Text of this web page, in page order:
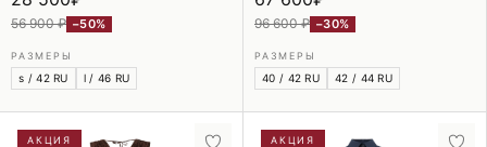
56 900 ₽ −50%
РАЗМЕРЫ
s / 42 RU l / 46 RU
96 600 ₽ −30%
РАЗМЕРЫ
40 / 42 RU 42 / 44 RU
АКЦИЯ АКЦИЯ